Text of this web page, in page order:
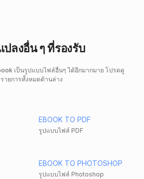
ปลงอื่น ๆ ที่รองรับ
เป็นรูปแบบไฟล์อื่นๆ ได้อีกมากมาย โปรดดู
รายการทั้งหมดด้านล่าง
EBOOK TO PDF
รูปแบบไฟล์ PDF
EBOOK TO PHOTOSHOP
รูปแบบไฟล์ Photoshop